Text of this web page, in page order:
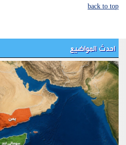
back to top
احدث المواضيع